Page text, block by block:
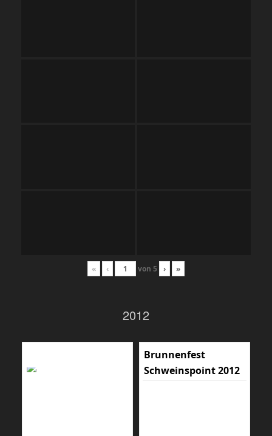
« ‹ von 5 › »
2012
Brunnenfest
Schweinspoint 2012